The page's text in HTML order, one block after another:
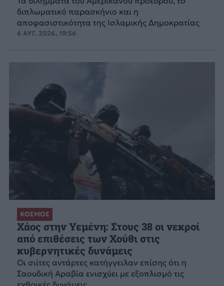
διπλωματικό παρασκήνιο και η
αποφασιστικότητα της Ισλαμικής Δημοκρατίας
6 ΑΥΓ. 2026, 19:56
ΚΟΣΜΟΣ
Χάος στην Υεμένη: Στους 38 οι νεκροί
από επιθέσεις των Χούθι στις
κυβερνητικές δυνάμεις
Οι σιίτες αντάρτες κατήγγειλαν επίσης ότι η
Σαουδική Αραβία ενισχύει με εξοπλισμό τις